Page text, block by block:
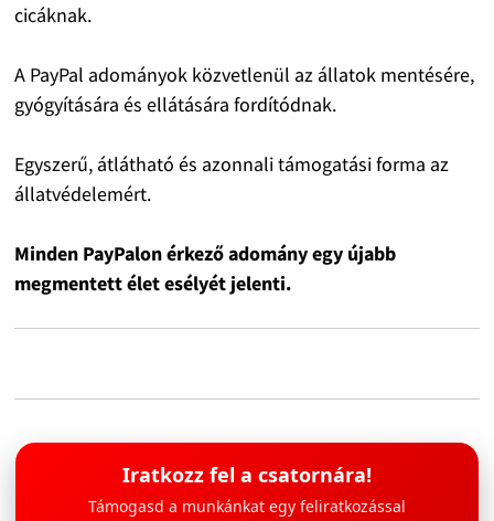
cicáknak.
A PayPal adományok közvetlenül az állatok mentésére,
gyógyítására és ellátására fordítódnak.
Egyszerű, átlátható és azonnali támogatási forma az
állatvédelemért.
Minden PayPalon érkező adomány egy újabb
megmentett élet esélyét jelenti.
Iratkozz fel a csatornára!
Támogasd a munkánkat egy feliratkozással